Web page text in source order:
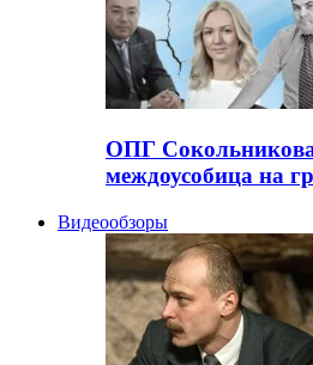
ОПГ
междоусобица на
Видеообзоры